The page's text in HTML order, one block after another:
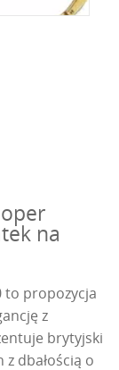
na
to propozycja
z
brytyjski
z dbałością o